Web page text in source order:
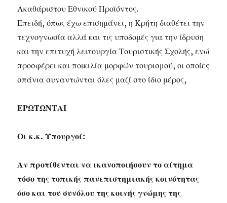
Ακαθάριστου Εθνικού Προϊόντος.
Επειδή, όπως έχω επισημάνει, η Κρήτη διαθέτει την
τεχνογνωσία αλλά και τις υποδομές για την ίδρυση
και την επιτυχή λειτουργία Τουριστικής Σχολής, ενώ
προσφέρει και ποικιλία μορφών τουρισμού, οι οποίες
σπάνια συναντώνται όλες μαζί στο ίδιο μέρος,
ΕΡΩΤΩΝΤΑΙ
Οι κ.κ. Υπουργοί:
Αν προτίθενται να ικανοποιήσουν το αίτημα
τόσο της τοπικής πανεπιστημιακής κοινότητας
όσο και του συνόλου της κοινής γνώμης της